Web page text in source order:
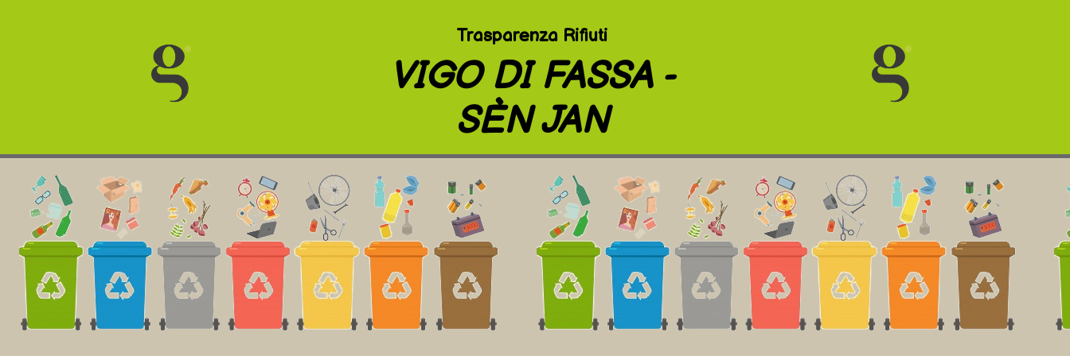
Trasparenza Rifiuti
VIGO DI FASSA -
SÈN JAN